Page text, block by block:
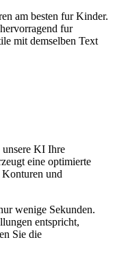
am besten fur Kinder.
fur
mit demselben Text
unsere KI Ihre
eine optimierte
und
wenige Sekunden.
entspricht,
Sie die